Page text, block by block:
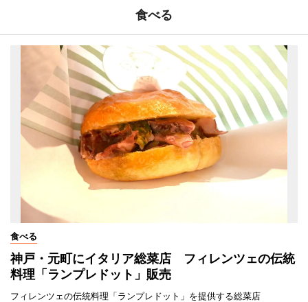
食べる
食べる
神戸・元町にイタリア総菜店 フィレンツェの伝統
料理「ランプレドット」販売
フィレンツェの伝統料理「ランプレドット」を提供する総菜店